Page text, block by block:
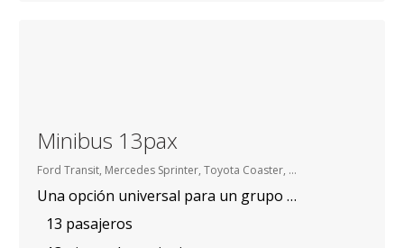
Minibus 13pax
Ford Transit, Mercedes Sprinter, Toyota Coaster, etc.
Una opción universal para un grupo de hasta 13 personas
13 pasajeros